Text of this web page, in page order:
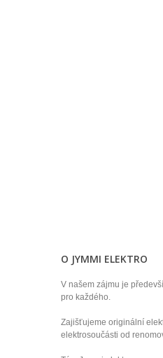
O JYMMI ELEKTRO
V našem zájmu je
pro každého.
Zajišťujeme originální
elektrosoučásti od